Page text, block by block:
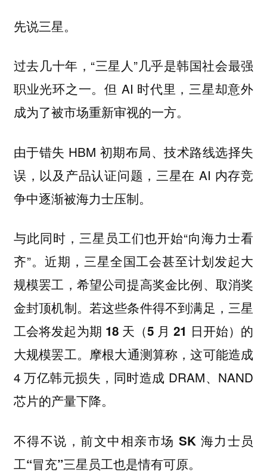
先说三星。
过去几十年，“三星人”几乎是韩国社会最强
职业光环之一。但 AI 时代里，三星却意外
成为了被市场重新审视的一方。
由于错失 HBM 初期布局、技术路线选择失
误，以及产品认证问题，三星在 AI 内存竞
争中逐渐被海力士压制。
与此同时，三星员工们也开始“向海力士看
齐”。近期，三星全国工会甚至计划发起大
规模罢工，希望公司提高奖金比例、取消奖
金封顶机制。若这些条件得不到满足， 三星
工会将发起为期 18 天（5 月 21 日开始）的
大规模罢工。摩根大通测算称，这可能造成
4 万亿韩元损失，同时造成 DRAM、NAND
芯片的产量下降。
不得不说，前文中相亲市场 SK 海力士员
工“冒充”三星员工也是情有可原。